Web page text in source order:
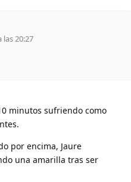
las 20:27
minutos sufriendo como
por encima, Jaure
una amarilla tras ser